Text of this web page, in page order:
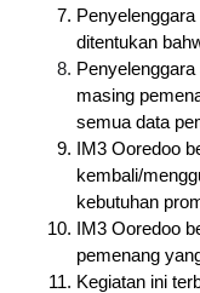
ditentukan
masing
semua data
IM3 Ooredoo
kembali/
kebutuhan
IM3 Ooredoo
pemenang
Kegiatan ini